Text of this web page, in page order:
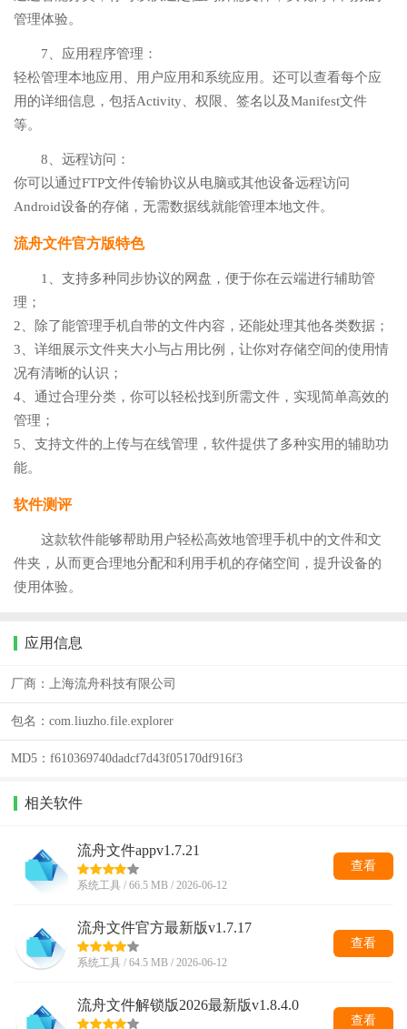
管理体验。
7、应用程序管理：
轻松管理本地应用、用户应用和系统应用。还可以查看每个应
用的详细信息，包括Activity、权限、签名以及Manifest文件
等。
8、远程访问：
你可以通过FTP文件传输协议从电脑或其他设备远程访问
Android设备的存储，无需数据线就能管理本地文件。
流舟文件官方版特色
1、支持多种同步协议的网盘，便于你在云端进行辅助管
理；
2、除了能管理手机自带的文件内容，还能处理其他各类数据；
3、详细展示文件夹大小与占用比例，让你对存储空间的使用情
况有清晰的认识；
4、通过合理分类，你可以轻松找到所需文件，实现简单高效的
管理；
5、支持文件的上传与在线管理，软件提供了多种实用的辅助功
能。
软件测评
这款软件能够帮助用户轻松高效地管理手机中的文件和文
件夹，从而更合理地分配和利用手机的存储空间，提升设备的
使用体验。
应用信息
厂商： 上海流舟科技有限公司
包名： com.liuzho.file.explorer
MD5： f610369740dadcf7d43f05170df916f3
相关软件
流舟文件appv1.7.21
系统工具 / 66.5 MB / 2026-06-12
查看
流舟文件官方最新版v1.7.17
系统工具 / 64.5 MB / 2026-06-12
查看
流舟文件解锁版2026最新版v1.8.4.0
查看